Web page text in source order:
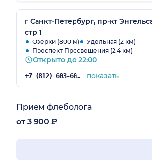
г Санкт-Петербург, пр-кт
стр 1
Озерки (800 м)
Удельная (2 км)
Проспект Просвещения (2.4 км)
Открыто до 22:00
+7 (812) 603-60-42 показать
Прием флеболога
от 3 900 ₽